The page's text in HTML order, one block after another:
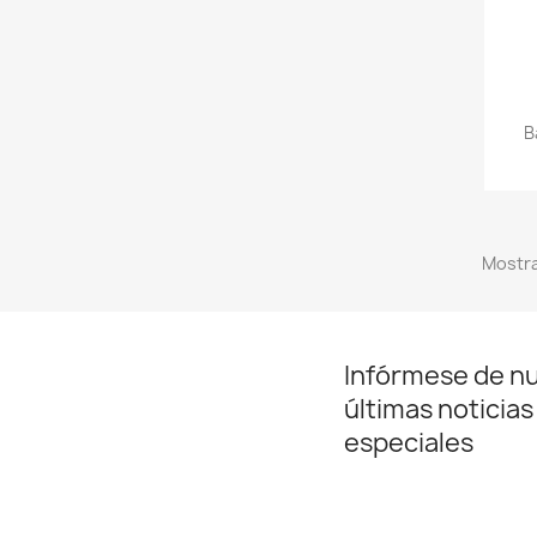
Infórmese de
últimas
especiales